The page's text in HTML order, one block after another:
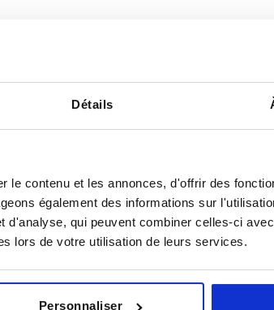
Détails
le contenu et les annonces, d'offrir des
également des informations sur
d'analyse, qui peuvent combiner celles-ci
lors de votre utilisation de leurs services.
Personnaliser
100
120
190
1500
1600
3000
AGRANDIR LE TABLEAU
réguliers. La date
avant la finalisation de
1-3 jours
4-20 jours